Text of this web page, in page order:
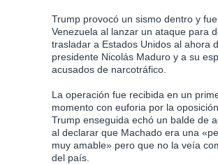
Trump provocó un sismo dentro y
Venezuela al lanzar un ataque para
trasladar a Estados Unidos al ahora
presidente Nicolás Maduro y a su
acusados de narcotráfico.
La operación fue recibida en un
momento con euforia por la
Trump enseguida echó un balde de
al declarar que Machado era una
muy amable» pero que no la veía
del país.